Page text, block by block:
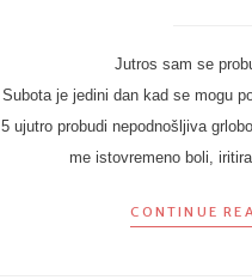
Jutros sam se
Subota je jedini dan kad se mogu
5 ujutro probudi nepodnošljiva
me istovremeno boli,
CONTINUE